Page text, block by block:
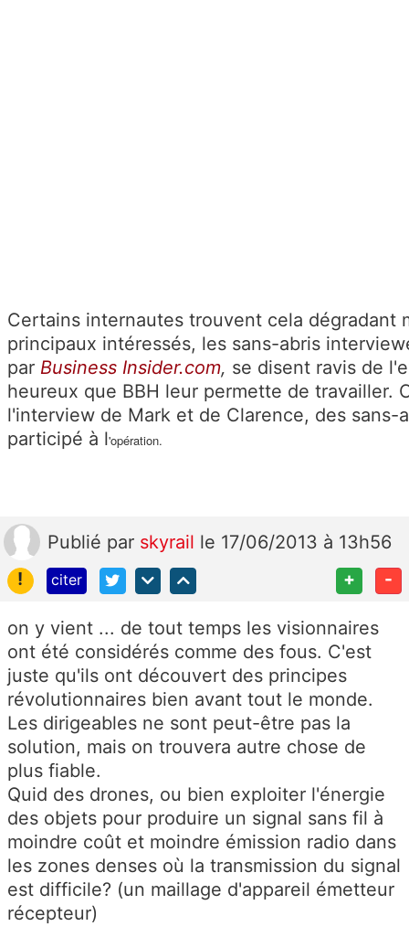
Certains internautes trouvent cela dégradant
principaux intéressés, les sans-abris
par Business Insider.com, se disent ravis de
heureux que BBH leur permette de travailler.
l'interview de Mark et de Clarence, des sans-
participé à l'opération.
Publié par skyrail le 17/06/2013 à 13h56
!
citer + -
on y vient ... de tout temps les visionnaires
ont été considérés comme des fous. C'est
juste qu'ils ont découvert des principes
révolutionnaires bien avant tout le monde.
Les dirigeables ne sont peut-être pas la
solution, mais on trouvera autre chose de
plus fiable.
Quid des drones, ou bien exploiter l'énergie
des objets pour produire un signal sans fil à
moindre coût et moindre émission radio dans
les zones denses où la transmission du signal
est difficile? (un maillage d'appareil émetteur
récepteur)